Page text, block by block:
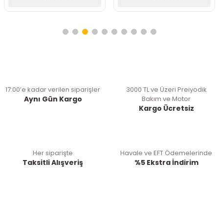
17:00’e kadar verilen siparişler
Aynı Gün Kargo
3000 TL ve Üzeri Preiyodik
Bakım ve Motor
Kargo Ücretsiz
Her siparişte
Taksitli Alışveriş
Havale ve EFT Ödemelerinde
%5 Ekstra İndirim